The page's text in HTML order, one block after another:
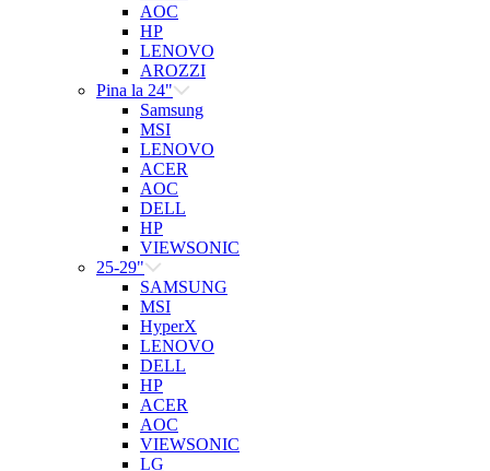
AOC
HP
LENOVO
AROZZI
Pina la 24"
Samsung
MSI
LENOVO
ACER
AOC
DELL
HP
VIEWSONIC
25-29"
SAMSUNG
MSI
HyperX
LENOVO
DELL
HP
ACER
AOC
VIEWSONIC
LG